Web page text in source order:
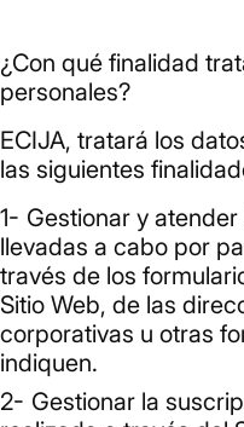
¿Con qué finalidad
personales?
ECIJA, tratará los
las siguientes
Gestionar y
llevadas a cabo por
través de los
Sitio Web, de las
corporativas u otras
indiquen.
Gestionar la